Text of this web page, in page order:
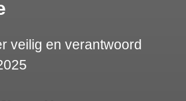
veilig en verantwoord